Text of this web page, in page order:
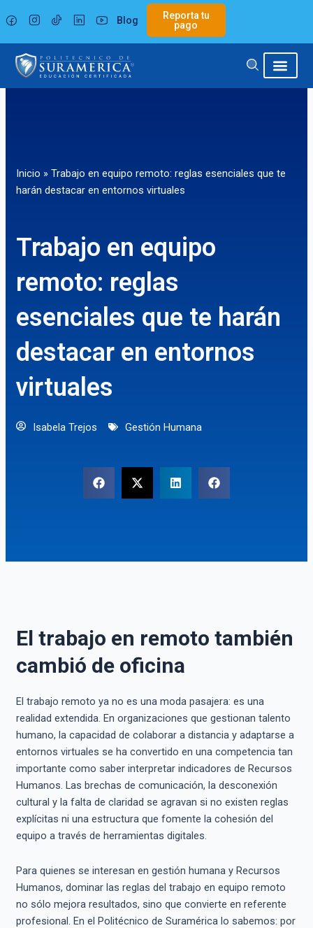
al
contenido
Blog
Reporta tu
pago
Inicio » Trabajo en equipo remoto: reglas esenciales que te
harán destacar en entornos virtuales
Trabajo en equipo
remoto: reglas
esenciales que te harán
destacar en entornos
virtuales
Isabela Trejos Gestión Humana
El trabajo en remoto también
cambió de oficina
El trabajo remoto ya no es una moda pasajera: es una
realidad extendida. En organizaciones que gestionan talento
humano, la capacidad de colaborar a distancia y adaptarse a
entornos virtuales se ha convertido en una competencia tan
importante como saber interpretar indicadores de Recursos
Humanos. Las brechas de comunicación, la desconexión
cultural y la falta de claridad se agravan si no existen reglas
explícitas ni una estructura que fomente la cohesión del
equipo a través de herramientas digitales.
Para quienes se interesan en gestión humana y Recursos
Humanos, dominar las reglas del trabajo en equipo remoto
no sólo mejora resultados, sino que convierte en referente
profesional. En el Politécnico de Suramérica lo sabemos: por